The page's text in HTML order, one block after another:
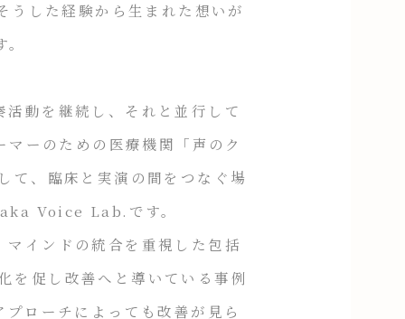
した経験から生まれた想いが
動を継続し、それと並行して
ーのための医療機関「声のク
て、臨床と実演の間をつなぐ場
Voice Lab.です。
インドの統合を重視した包括
を促し改善へと導いている事例
ローチによっても改善が見ら